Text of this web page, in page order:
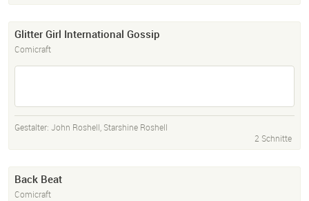
Glitter Girl International Gossip
Comicraft
Gestalter: John Roshell, Starshine Roshell
2 Schnitte
Back Beat
Comicraft